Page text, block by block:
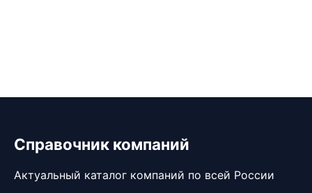
Справочник компаний
Актуальный каталог компаний по всей России